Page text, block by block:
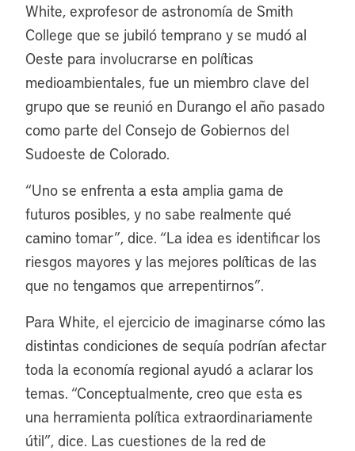
White, exprofesor de astronomía de Smith
College que se jubiló temprano y se mudó al
Oeste para involucrarse en políticas
medioambientales, fue un miembro clave del
grupo que se reunió en Durango el año pasado
como parte del Consejo de Gobiernos del
Sudoeste de Colorado.
“Uno se enfrenta a esta amplia gama de
futuros posibles, y no sabe realmente qué
camino tomar”, dice. “La idea es identificar los
riesgos mayores y las mejores políticas de las
que no tengamos que arrepentirnos”.
Para White, el ejercicio de imaginarse cómo las
distintas condiciones de sequía podrían afectar
toda la economía regional ayudó a aclarar los
temas. “Conceptualmente, creo que esta es
una herramienta política extraordinariamente
útil”, dice. Las cuestiones de la red de